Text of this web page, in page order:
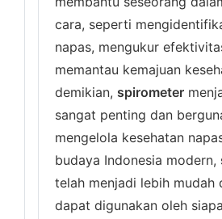
cara, seperti
napas, mengukur
memantau kemajuan
demikian, spirometer
sangat penting dan
mengelola kesehatan
budaya Indonesia modern,
telah menjadi lebih mudah
dapat digunakan oleh